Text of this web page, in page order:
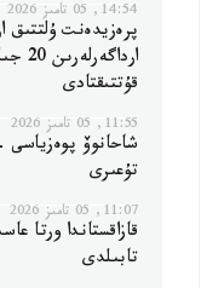
14:54, 05 تامىز 2026
پرەزيدەنت
قۇتتىقتادى
11:55, 05 تامىز 2026
شاحانوۆ
تۇعىرى
11:07, 05 تامىز 2026
قازاقستاندا ورتا
تابىلدى